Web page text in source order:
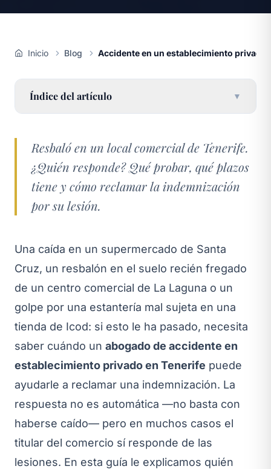
Inicio Blog Accidente en un establecimiento privado
Índice del artículo ▼
Resbaló en un local comercial de Tenerife.
¿Quién responde? Qué probar, qué plazos
tiene y cómo reclamar la indemnización
por su lesión.
Una caída en un supermercado de Santa
Cruz, un resbalón en el suelo recién fregado
de un centro comercial de La Laguna o un
golpe por una estantería mal sujeta en una
tienda de Icod: si esto le ha pasado, necesita
saber cuándo un abogado de accidente en
establecimiento privado en Tenerife puede
ayudarle a reclamar una indemnización. La
respuesta no es automática —no basta con
haberse caído— pero en muchos casos el
titular del comercio sí responde de las
lesiones. En esta guía le explicamos quién